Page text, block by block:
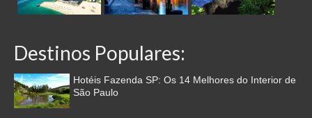
Destinos Populares:
Hotéis Fazenda SP: Os 14 Melhores do Interior de
São Paulo